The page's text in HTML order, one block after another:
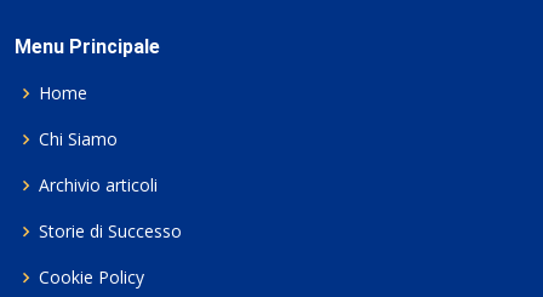
Menu Principale
Home
Chi Siamo
Archivio articoli
Storie di Successo
Cookie Policy